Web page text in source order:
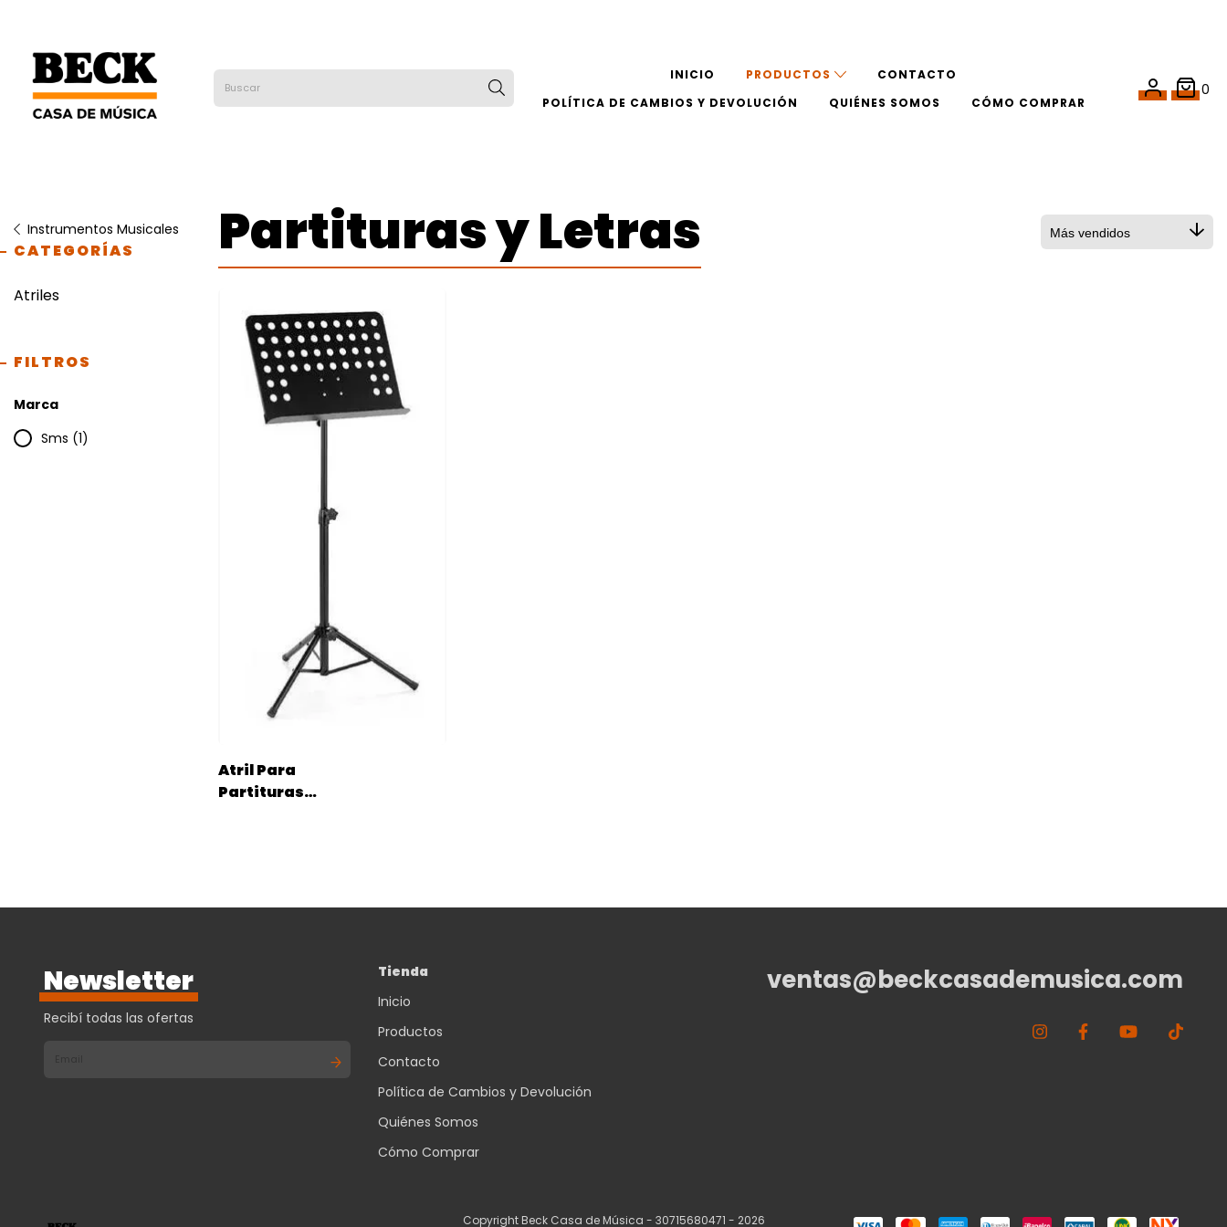
INICIO PRODUCTOS
CONTACTO
POLÍTICA DE CAMBIOS Y DEVOLUCIÓN
QUIÉNES SOMOS CÓMO COMPRAR
0
Instrumentos Musicales
CATEGORÍAS
Atriles
FILTROS
Marca
Sms (1)
Partituras y Letras
Atril Para
Partituras
Newsletter
Recibí todas las ofertas
Tienda
Inicio
Productos
Contacto
Política de Cambios y Devolución
Quiénes Somos
Cómo Comprar
ventas@beckcasademusica.com
Copyright Beck Casa de Música - 30715680471 - 2026